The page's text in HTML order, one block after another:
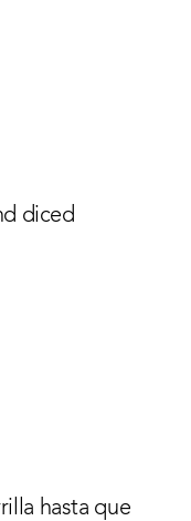
diced
hasta que